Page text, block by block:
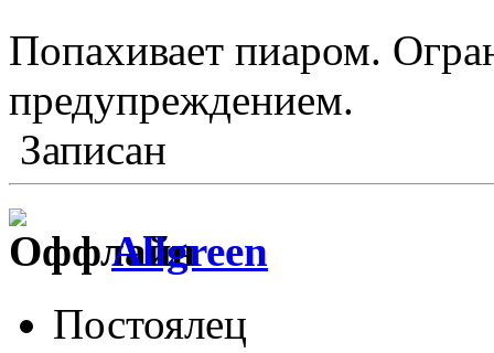
Попахивает пиаром.
предупреждением.
Записан
Allgreen
Постоялец